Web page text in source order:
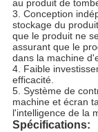
au produit de
3. Conception
stockage du
que le produit ne
assurant que le
dans la machine
4. Faible
efficacité.
5. Système de
machine et écran
l'intelligence de la
Spécifications: